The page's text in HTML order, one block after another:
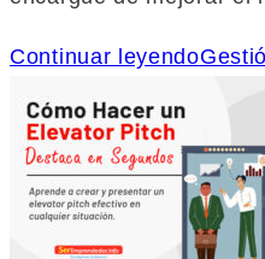
Continuar leyendo